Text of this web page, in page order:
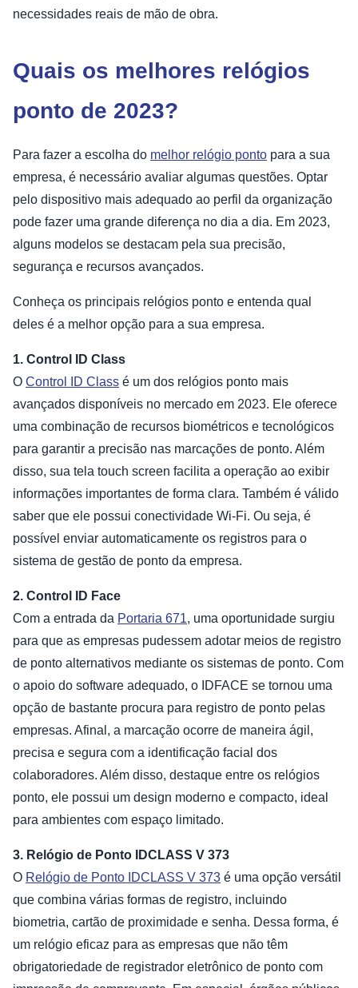
necessidades reais de mão de obra.
Quais os melhores relógios
ponto de 2023?
Para fazer a escolha do melhor relógio ponto para a sua
empresa, é necessário avaliar algumas questões. Optar
pelo dispositivo mais adequado ao perfil da organização
pode fazer uma grande diferença no dia a dia. Em 2023,
alguns modelos se destacam pela sua precisão,
segurança e recursos avançados.
Conheça os principais relógios ponto e entenda qual
deles é a melhor opção para a sua empresa.
1. Control ID Class
O Control ID Class é um dos relógios ponto mais
avançados disponíveis no mercado em 2023. Ele oferece
uma combinação de recursos biométricos e tecnológicos
para garantir a precisão nas marcações de ponto. Além
disso, sua tela touch screen facilita a operação ao exibir
informações importantes de forma clara. Também é válido
saber que ele possui conectividade Wi-Fi. Ou seja, é
possível enviar automaticamente os registros para o
sistema de gestão de ponto da empresa.
2. Control ID Face
Com a entrada da Portaria 671, uma oportunidade surgiu
para que as empresas pudessem adotar meios de registro
de ponto alternativos mediante os sistemas de ponto. Com
o apoio do software adequado, o IDFACE se tornou uma
opção de bastante procura para registro de ponto pelas
empresas. Afinal, a marcação ocorre de maneira ágil,
precisa e segura com a identificação facial dos
colaboradores. Além disso, destaque entre os relógios
ponto, ele possui um design moderno e compacto, ideal
para ambientes com espaço limitado.
3. Relógio de Ponto IDCLASS V 373
O Relógio de Ponto IDCLASS V 373 é uma opção versátil
que combina várias formas de registro, incluindo
biometria, cartão de proximidade e senha. Dessa forma, é
um relógio eficaz para as empresas que não têm
obrigatoriedade de registrador eletrônico de ponto com